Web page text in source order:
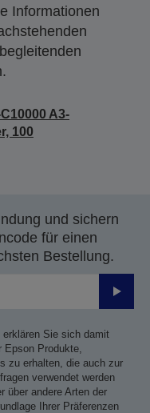
Informationen
A3-
100
und sichern
für einen
Bestellung.
erklären Sie sich damit
Produkte,
zu erhalten, die auch zur
verwendet werden
über andere Arten der
Ihrer Präferenzen